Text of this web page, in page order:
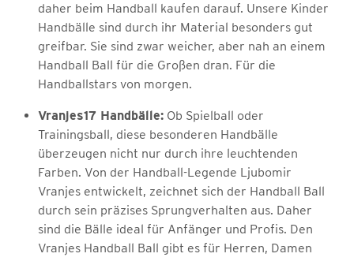
daher beim Handball kaufen darauf. Unsere Kinder
Handbälle sind durch ihr Material besonders gut
greifbar. Sie sind zwar weicher, aber nah an einem
Handball Ball für die Großen dran. Für die
Handballstars von morgen.
Vranjes17 Handbälle: Ob Spielball oder
Trainingsball, diese besonderen Handbälle
überzeugen nicht nur durch ihre leuchtenden
Farben. Von der Handball-Legende Ljubomir
Vranjes entwickelt, zeichnet sich der Handball Ball
durch sein präzises Sprungverhalten aus. Daher
sind die Bälle ideal für Anfänger und Profis. Den
Vranjes Handball Ball gibt es für Herren, Damen